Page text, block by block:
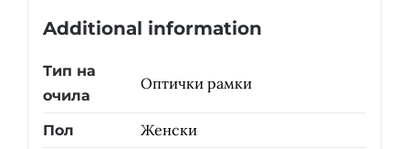
Additional information
Тип на
очила
Оптички рамки
Пол Женски